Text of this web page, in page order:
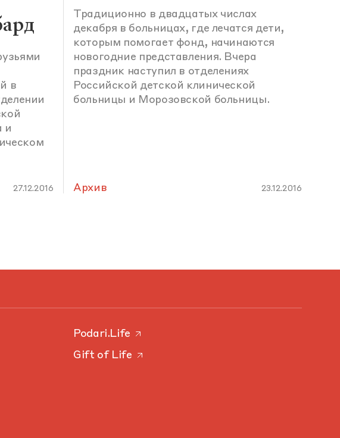
в
и
27.12.2016
Традиционно в двадцатых числах
декабря в больницах, где лечатся дети,
которым помогает фонд, начинаются
новогодние представления. Вчера
праздник наступил в отделениях
Российской детской клинической
больницы и Морозовской больницы.
Архив 23.12.2016
Podari.Life
Gift of Life